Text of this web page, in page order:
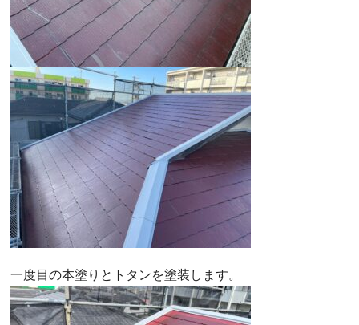
一度目の本塗りとトタンを塗装します。